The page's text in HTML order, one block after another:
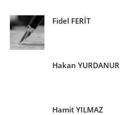
Fidel FERİT
Hakan YURDANUR
Hamit YILMAZ